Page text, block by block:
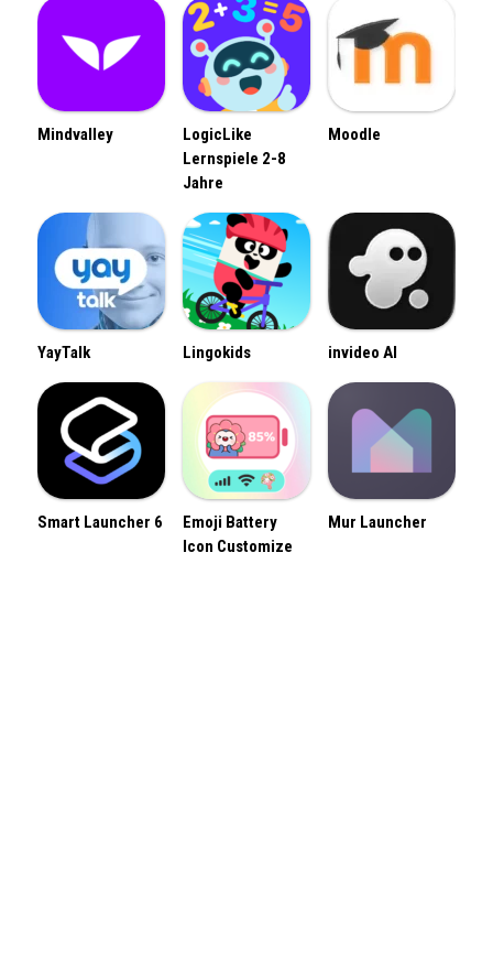
Mindvalley
LogicLike
Lernspiele 2-8
Jahre
Moodle
YayTalk Lingokids invideo AI
Smart Launcher 6
Emoji Battery
Icon Customize
Mur Launcher